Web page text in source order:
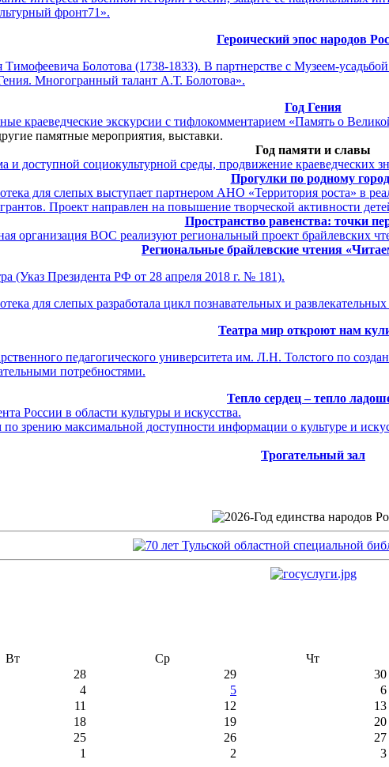
фронт71».
Героический эпос народов
Тимофеевича Болотова (1738-1833). В партнерстве с Музеем-
Многогранный талант А.Т. Болотова».
Год Гения
краеведческие экскурсии с тифлокомментарием «Память о
памятные мероприятия, выставки.
Год памяти и славы
и доступной социокультурной среды, продвижение краеведческих
Прогулки по родному
для слепых выступает партнером АНО «Территория роста» в
Проект направлен на повышение творческой активности
Пространство равенства: точки
организация ВОС реализуют региональный проект брайлевских
Региональные брайлевские чтения
(Указ Президента РФ от 28 апреля 2018 г. № 181).
для слепых разработала цикл познавательных и
Театра мир откроют нам
педагогического университета им. Л.Н. Толстого по
потребностями.
Тепло сердец – тепло
России в области культуры и искусства.
зрению максимальной доступности информации о культуре и
Трогательный зал
Вт Ср Чт
28 29 30
4 5 6
11 12 13
18 19 20
25 26 27
1 2 3